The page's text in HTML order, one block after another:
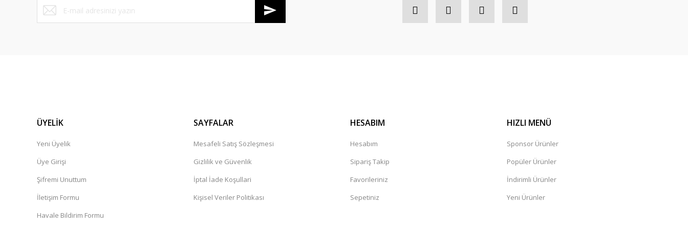
ÜYELİK
Yeni Üyelik
Üye Girişi
Şifremi Unuttum
İletişim Formu
Havale Bildirim Formu
SAYFALAR
Mesafeli Satış Sözleşmesi
Gizlilik ve Güvenlik
İptal İade Koşullari
Kişisel Veriler Politikası
HESABIM
Hesabım
Sipariş Takip
Favorileriniz
Sepetiniz
HIZLI MENÜ
Sponsor Ürünler
Popüler Ürünler
İndirimli Ürünler
Yeni Ürünler